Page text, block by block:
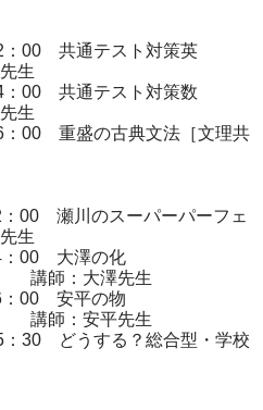
：00 共通テスト対策英
生
：00 共通テスト対策数
生
：00 重盛の古典文法［文理共
：00 瀬川のスーパーパーフェ
生
：00 大澤の化
澤先生
：00 安平の物
平先生
：30 どうする？総合型・学校